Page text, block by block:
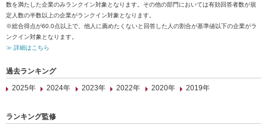
数を満たした企業のみランクイン対象となります。その他の部門においては有効回答者数が規
定人数の半数以上の企業がランクイン対象となります。
※総合得点が60.0点以上で、他人に薦めたくないと回答した人の割合が基準値以下の企業がラ
ンクイン対象となります。
≫ 詳細はこちら
過去ランキング
2025年
2024年 2023年 2022年 2020年 2019年
ランキング監修